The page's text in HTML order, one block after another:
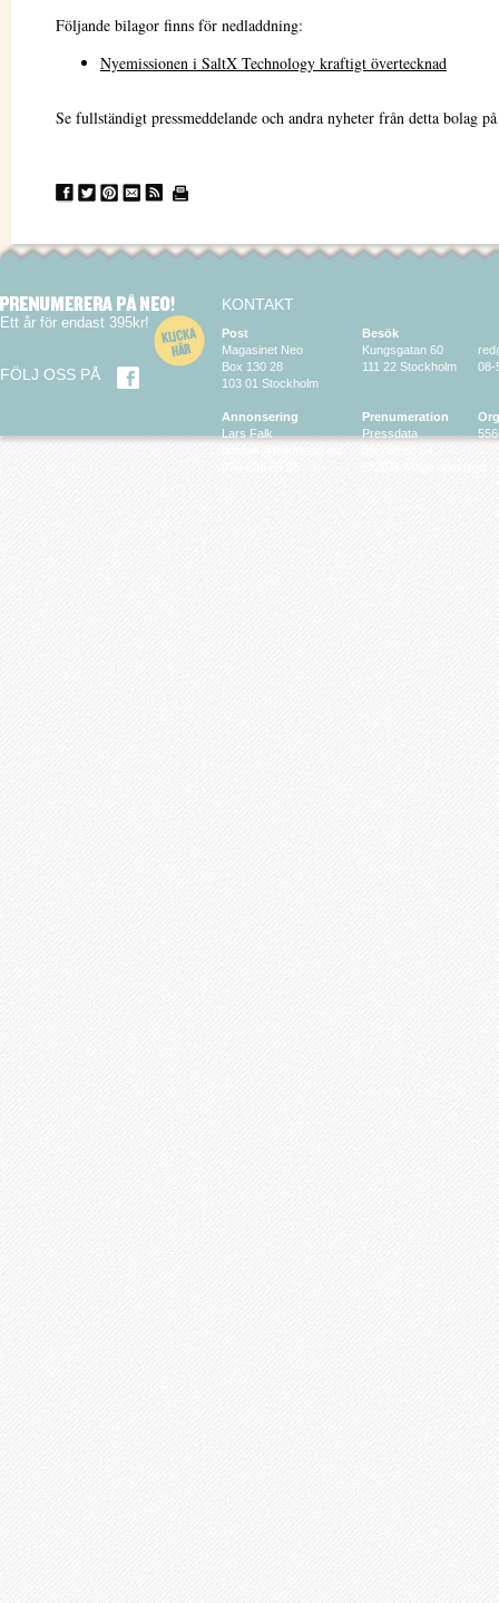
Följande bilagor finns för nedladdning:
Nyemissionen i SaltX Technology kraftigt övertecknad
Se fullständigt pressmeddelande och andra nyheter från detta bolag
Ett år för endast 395kr!
FÖLJ OSS PÅ
KONTAKT
Post
Magasinet Neo
Box 130 28
103 01 Stockholm
Annonsering
Lars Falk
Besök
Kungsgatan 60
111 22 Stockholm
Prenumeration
Pressdata
08-